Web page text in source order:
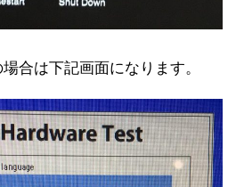
合は下記画面になります。